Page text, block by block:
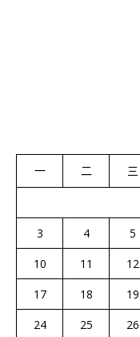
一 二 三
3
4 5
10
11 12
17
18 19
24
25 26